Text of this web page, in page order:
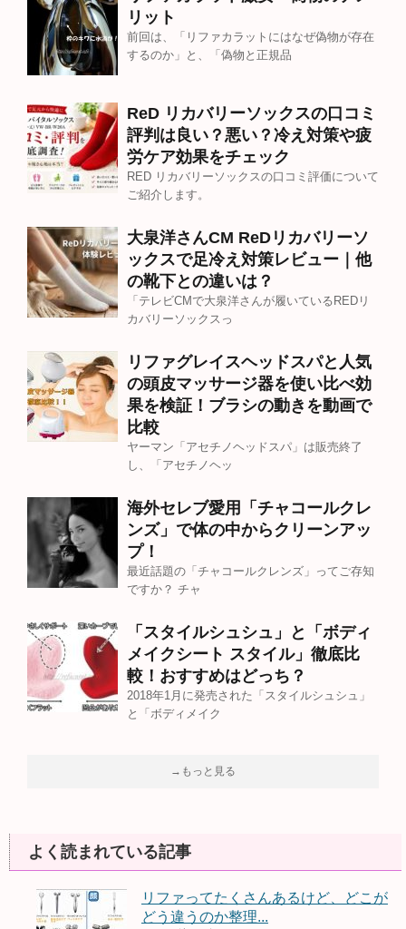
リット
前回は、「リファカラットにはなぜ偽物が存在
するのか」と、「偽物と正規品
ReD リカバリーソックスの口コミ
評判は良い？悪い？冷え対策や疲
労ケア効果をチェック
RED リカバリーソックスの口コミ評価について
ご紹介します。
大泉洋さんCM ReDリカバリーソ
ックスで足冷え対策レビュー｜他
の靴下との違いは？
「テレビCMで大泉洋さんが履いているREDリ
カバリーソックスっ
リファグレイスヘッドスパと人気
の頭皮マッサージ器を使い比べ効
果を検証！ブラシの動きを動画で
比較
ヤーマン「アセチノヘッドスパ」は販売終了
し、「アセチノヘッ
海外セレブ愛用「チャコールクレ
ンズ」で体の中からクリーンアッ
プ！
最近話題の「チャコールクレンズ」ってご存知
ですか？ チャ
「スタイルシュシュ」と「ボディ
メイクシート スタイル」徹底比
較！おすすめはどっち？
2018年1月に発売された「スタイルシュシュ」
と「ボディメイク
→もっと見る
よく読まれている記事
リファってたくさんあるけど、どこが
どう違うのか整理...